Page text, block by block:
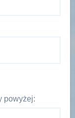
powyżej: